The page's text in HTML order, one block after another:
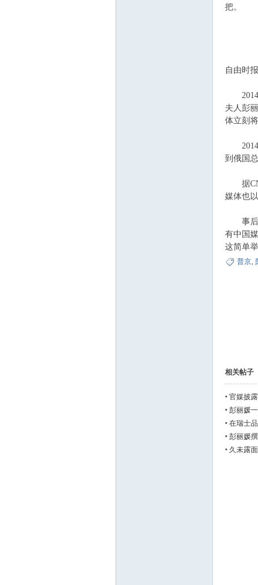
把。
自由时报
2014
夫人彭
体立刻
2014
到俄国
据
媒体也
事后中
有中国
这简单
普京,
相关帖子
• 官媒披
• 彭丽媛
• 在瑞士
• 彭丽媛
• 久未露